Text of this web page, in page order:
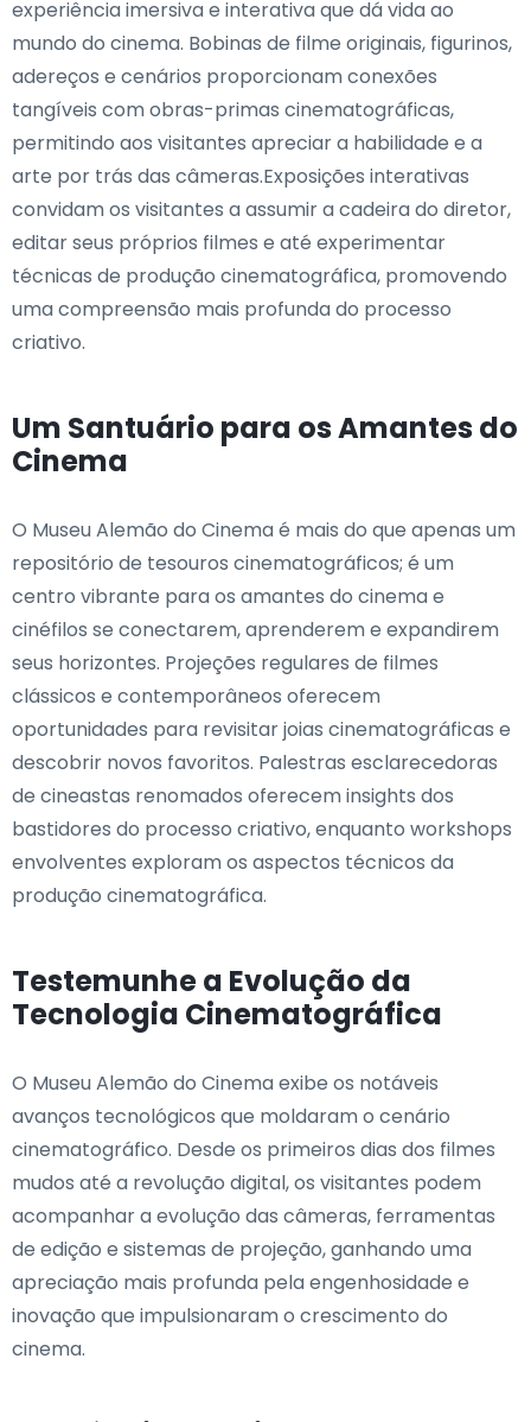
experiência imersiva e interativa que dá vida ao
mundo do cinema. Bobinas de filme originais, figurinos,
adereços e cenários proporcionam conexões
tangíveis com obras-primas cinematográficas,
permitindo aos visitantes apreciar a habilidade e a
arte por trás das câmeras.Exposições interativas
convidam os visitantes a assumir a cadeira do diretor,
editar seus próprios filmes e até experimentar
técnicas de produção cinematográfica, promovendo
uma compreensão mais profunda do processo
criativo.
Um Santuário para os Amantes do
Cinema
O Museu Alemão do Cinema é mais do que apenas um
repositório de tesouros cinematográficos; é um
centro vibrante para os amantes do cinema e
cinéfilos se conectarem, aprenderem e expandirem
seus horizontes. Projeções regulares de filmes
clássicos e contemporâneos oferecem
oportunidades para revisitar joias cinematográficas e
descobrir novos favoritos. Palestras esclarecedoras
de cineastas renomados oferecem insights dos
bastidores do processo criativo, enquanto workshops
envolventes exploram os aspectos técnicos da
produção cinematográfica.
Testemunhe a Evolução da
Tecnologia Cinematográfica
O Museu Alemão do Cinema exibe os notáveis
avanços tecnológicos que moldaram o cenário
cinematográfico. Desde os primeiros dias dos filmes
mudos até a revolução digital, os visitantes podem
acompanhar a evolução das câmeras, ferramentas
de edição e sistemas de projeção, ganhando uma
apreciação mais profunda pela engenhosidade e
inovação que impulsionaram o crescimento do
cinema.